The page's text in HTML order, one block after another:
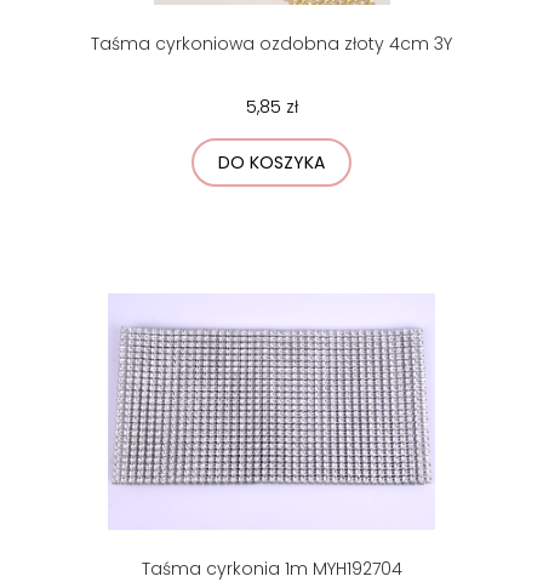
Taśma cyrkoniowa ozdobna złoty 4cm 3Y
5,85 zł
DO KOSZYKA
Taśma cyrkonia 1m MYH192704